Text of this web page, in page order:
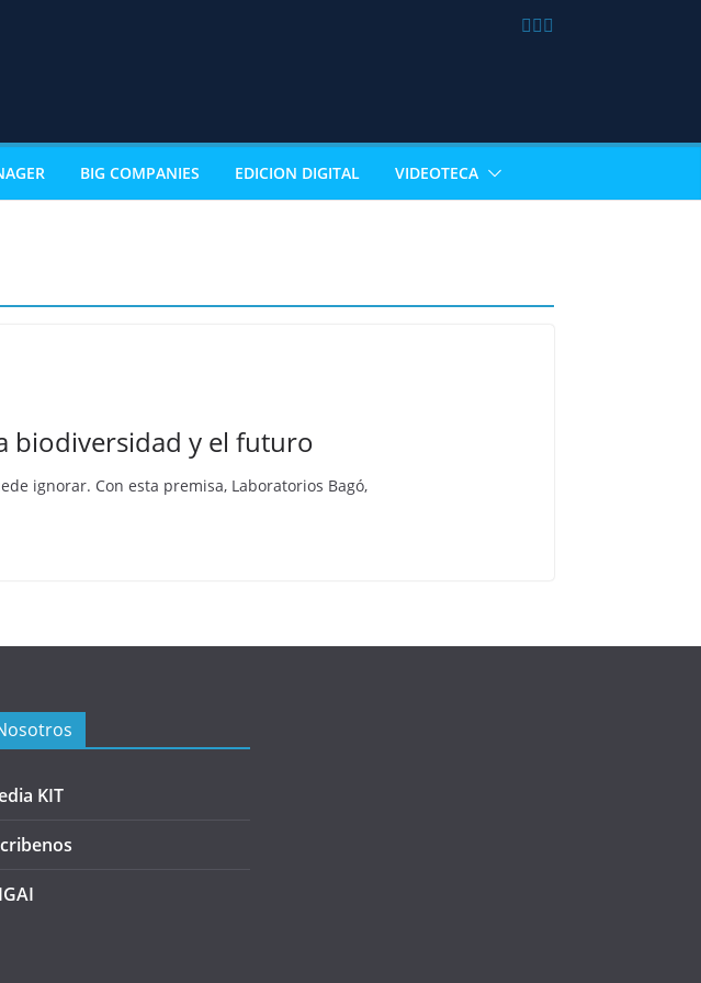
BIG COMPANIES EDICION DIGITAL VIDEOTECA
biodiversidad y el futuro
ignorar. Con esta premisa, Laboratorios Bagó,
KIT